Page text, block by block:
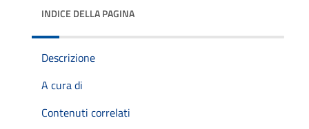
INDICE DELLA PAGINA
Descrizione
A cura di
Contenuti correlati